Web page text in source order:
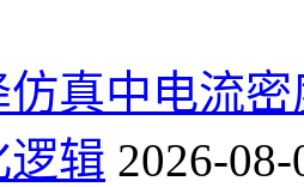
仿真中电流
逻辑 2026-